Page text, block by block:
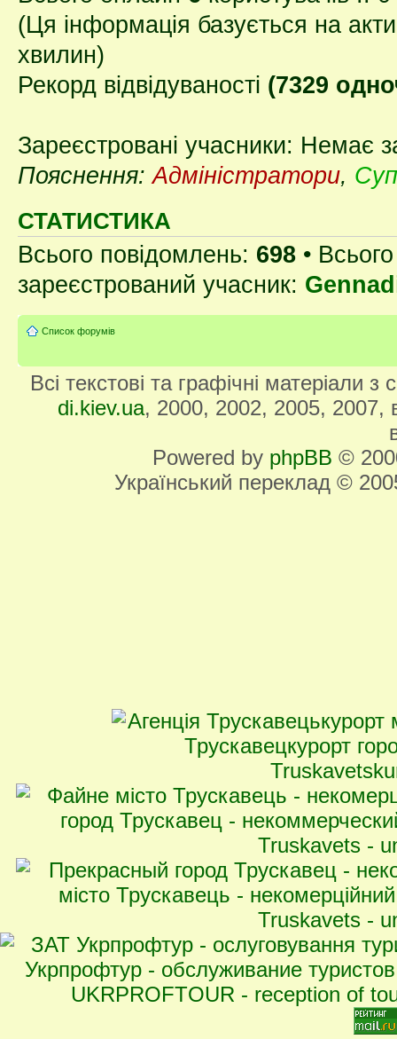
(Ця інформація базується на
хвилин)
Рекорд відвідуваності (7329
Зареєстровані учасники: Немає
Пояснення:Адміністратори,
СТАТИСТИКА
Всього повідомлень: 698 •
зареєстрований учасник:
Список форумів
Всі текстові та графічні матеріали
di.kiev.ua, 2000, 2002, 2005, 2007,
Powered by phpBB ©
Український переклад ©